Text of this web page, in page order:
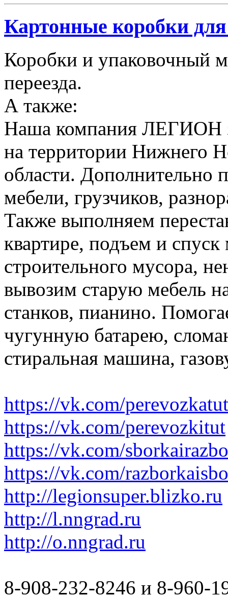
Картонные коробки для
Коробки и упаковочный
переезда.
А также:
Наша компания ЛЕГИОН
на территории Нижнего
области. Дополнительно
мебели, грузчиков,
Также выполняем
квартире, подъем и спуск
строительного мусора,
вывозим старую мебель
станков, пианино.
чугунную батарею,
стиральная машина,
https://vk.com/perevozkatut
https://vk.com/perevozkitut
https://vk.com/
https://vk.com/
http://legionsuper.blizko.ru
http://l.nngrad.ru
http://o.nngrad.ru
8-908-232-8246 и 8-960-